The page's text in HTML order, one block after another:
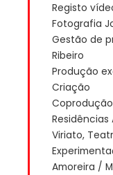
Registo
Fotografia
Gestão de
Ribeiro
Produção
Criação
Viriato,
Amoreira /